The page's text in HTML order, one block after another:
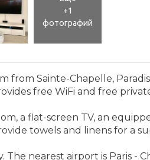
+1
фотографий
Sainte-Chapelle,
free WiFi and free
a flat-screen TV, an
towels and linens for a
nearest airport is Paris -